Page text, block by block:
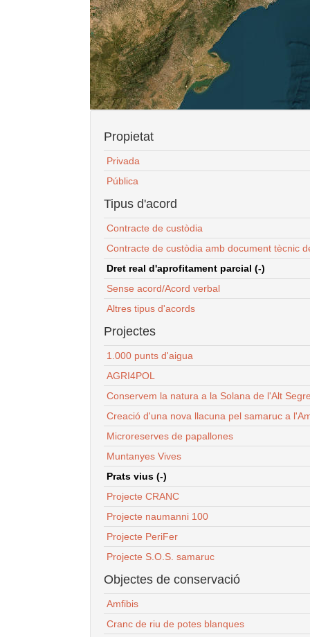
Propietat
Privada
Pública
Tipus d'acord
Contracte de custòdia
Contracte de custòdia amb document tècnic
Dret real d'aprofitament parcial (-)
Sense acord/Acord verbal
Altres tipus d'acords
Projectes
1.000 punts d'aigua
AGRI4POL
Conservem la natura a la Solana de l'Alt
Creació d'una nova llacuna pel samaruc a
Microreserves de papallones
Muntanyes Vives
Prats vius (-)
Projecte CRANC
Projecte naumanni 100
Projecte PeriFer
Projecte S.O.S. samaruc
Objectes de conservació
Amfibis
Cranc de riu de potes blanques